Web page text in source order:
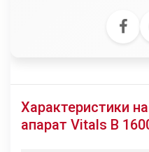
Характеристики
апарат Vitals B